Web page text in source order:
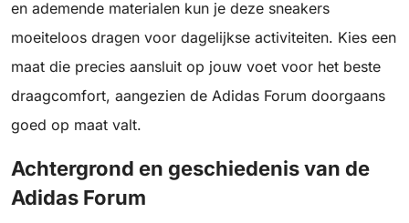
en ademende materialen kun je deze sneakers
moeiteloos dragen voor dagelijkse activiteiten. Kies een
maat die precies aansluit op jouw voet voor het beste
draagcomfort, aangezien de Adidas Forum doorgaans
goed op maat valt.
Achtergrond en geschiedenis van de
Adidas Forum